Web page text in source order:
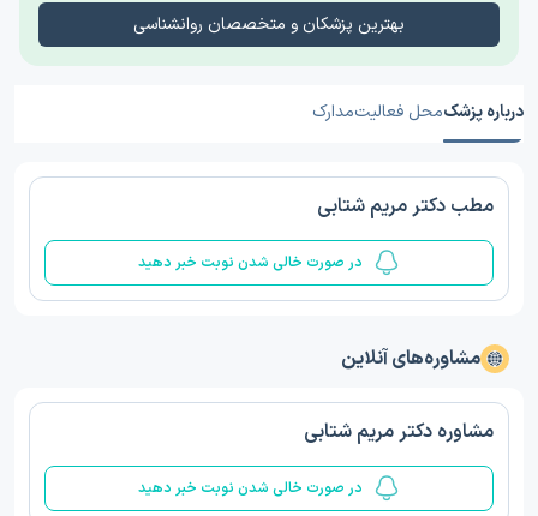
بهترین پزشکان و متخصصان روانشناسی
درباره پزشکمحل فعالیتمدارک
مطب دکتر مریم شتابی
در صورت خالی شدن نوبت خبر دهید
مشاوره‌های آنلاین
مشاوره دکتر مریم شتابی
در صورت خالی شدن نوبت خبر دهید